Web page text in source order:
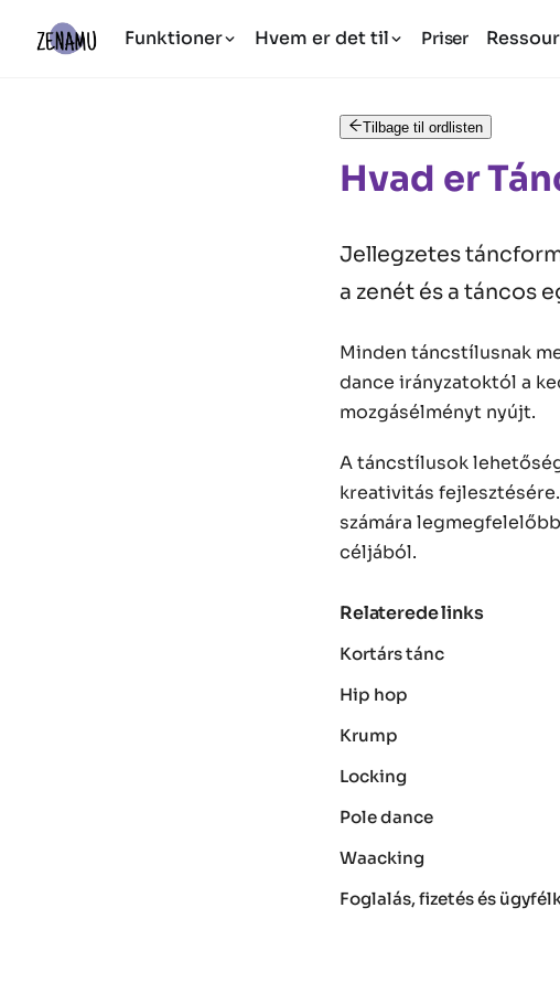
Funktioner Hvem er det til Priser
Tilbage til ordlisten
Hvad er
Jellegzetes
a zenét és a táncos
Minden táncstílusnak
dance irányzatoktól a
mozgásélményt nyújt.
A táncstílusok
kreativitás
számára
céljából.
Relaterede links
Kortárs tánc
Hip hop
Krump
Locking
Pole dance
Waacking
Foglalás, fizetés és